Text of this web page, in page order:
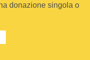
donazione singola o